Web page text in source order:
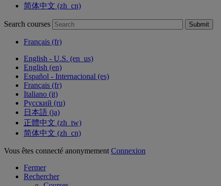
简体中文 ‎(zh_cn)‎
Search courses Submit
Français ‎(fr)‎
English - U.S. ‎(en_us)‎
English ‎(en)‎
Español - Internacional ‎(es)‎
Français ‎(fr)‎
Italiano ‎(it)‎
Русский ‎(ru)‎
日本語 ‎(ja)‎
正體中文 ‎(zh_tw)‎
简体中文 ‎(zh_cn)‎
Vous êtes connecté anonymement Connexion
Fermer
Rechercher